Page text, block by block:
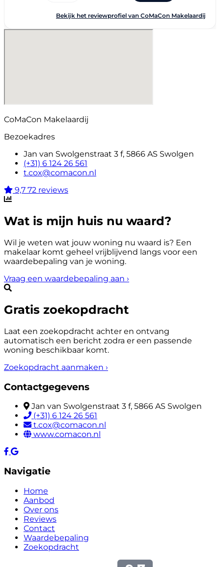
CoMaCon Makelaardij
Bezoekadres
Jan van Swolgenstraat 3 f, 5866 AS Swolgen
(+31) 6 124 26 561
t.cox@comacon.nl
9,7 72 reviews
Wat is mijn huis nu waard?
Wil je weten wat jouw woning nu waard is? Een
makelaar komt geheel vrijblijvend langs voor een
waardebepaling van je woning.
Vraag een waardebepaling aan ›
Gratis zoekopdracht
Laat een zoekopdracht achter en ontvang
automatisch een bericht zodra er een passende
woning beschikbaar komt.
Zoekopdracht aanmaken ›
Contactgegevens
Jan van Swolgenstraat 3 f, 5866 AS Swolgen
(+31) 6 124 26 561
t.cox@comacon.nl
www.comacon.nl
Navigatie
Home
Aanbod
Over ons
Reviews
Contact
Waardebepaling
Zoekopdracht